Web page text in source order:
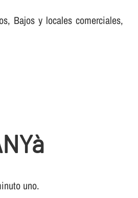
Bajos y locales comerciales,
uno.